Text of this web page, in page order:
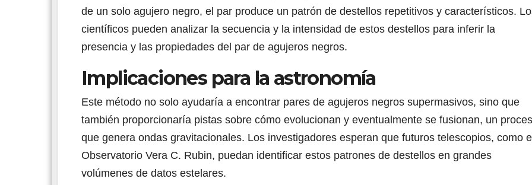
de un solo agujero negro, el par produce un patrón de destellos repetitivos y característicos.
científicos pueden analizar la secuencia y la intensidad de estos destellos para inferir la
presencia y las propiedades del par de agujeros negros.
Implicaciones para la astronomía
Este método no solo ayudaría a encontrar pares de agujeros negros supermasivos, sino que
también proporcionaría pistas sobre cómo evolucionan y eventualmente se fusionan, un
que genera ondas gravitacionales. Los investigadores esperan que futuros telescopios, como
Observatorio Vera C. Rubin, puedan identificar estos patrones de destellos en grandes
volúmenes de datos estelares.